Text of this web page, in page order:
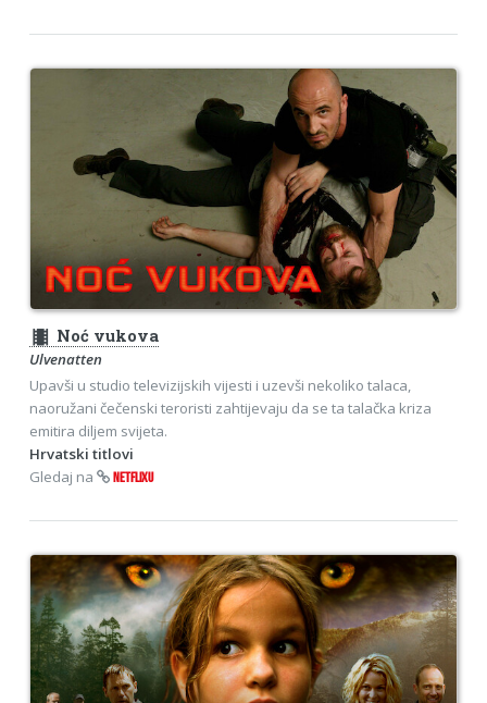
theaters Noć vukova
Ulvenatten
Upavši u studio televizijskih vijesti i uzevši nekoliko talaca,
naoružani čečenski teroristi zahtijevaju da se ta talačka kriza
emitira diljem svijeta.
Hrvatski titlovi
Gledaj na
NETFLIXU